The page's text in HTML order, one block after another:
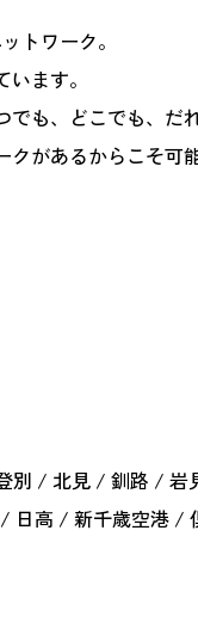
トワーク。
ます。
も、どこでも、だ
があるからこそ可
別 / 北見 / 釧路 / 岩
高 / 新千歳空港 /